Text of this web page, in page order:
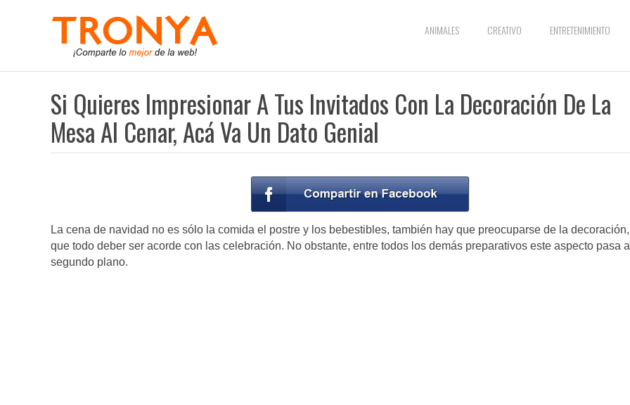
ANIMALES CREATIVO ENTRETENIMIENTO
Si Quieres Impresionar A Tus Invitados Con La Decoración De La
Mesa Al Cenar, Acá Va Un Dato Genial
La cena de navidad no es sólo la comida el postre y los bebestibles, también hay que preocuparse de la
que todo deber ser acorde con las celebración. No obstante, entre todos los demás preparativos este aspecto pasa
segundo plano.